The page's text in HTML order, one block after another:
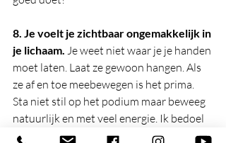
8. Je voelt je zichtbaar ongemakkelijk in
je lichaam. Je weet niet waar je je handen
moet laten. Laat ze gewoon hangen. Als
ze af en toe meebewegen is het prima.
Sta niet stil op het podium maar beweeg
natuurlijk en met veel energie. Ik bedoel
natuurlijk niet dat je als een dolle heen